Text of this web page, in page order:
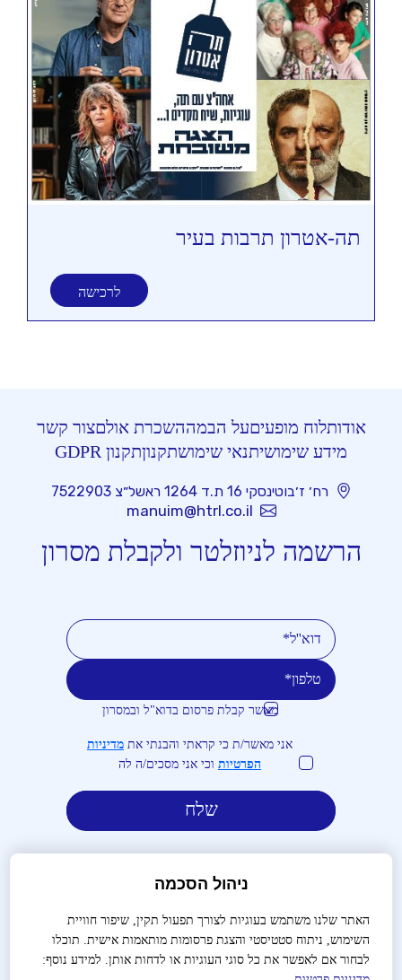
תה-אטרון תרבות בעיר
לרכישה
אודותלוח מופעיםעל הבמההשכרת אולםצור קשר
מידע שימושיתנאי שימושתקנוןתקנון GDPR
רח׳ ז׳בוטינסקי 16 ת.ד 1264 ראשל״צ 7522903
manuim@htrl.co.il
הרשמה לניוזלטר ולקבלת מסרון
מאשר קבלת פרסום בדוא"ל ובמסרון
אני מאשר/ת כי קראתי והבנתי את מדיניות
הפרטיות וכי אני מסכים/ה לה
לבירורים והזמנות:03-9488666
ניהול הסכמה
האתר שלנו משתמש בעוגיות לצורך תפעול תקין, שיפור חוויית
השימוש, ניתוח סטטיסטי והצגת פרסומות מותאמות אישית. תוכלו
לבחור אם לאפשר את כל סוגי העוגיות או לדחות אותן. למידע נוסף: